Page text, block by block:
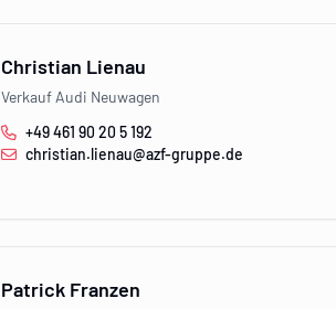
Christian Lienau
Verkauf Audi Neuwagen
+49 461 90 20 5 192
christian.lienau@azf-gruppe.de
Patrick Franzen